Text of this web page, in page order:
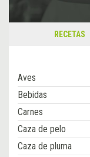
RECETAS
Aves
Bebidas
Carnes
Caza de pelo
Caza de pluma